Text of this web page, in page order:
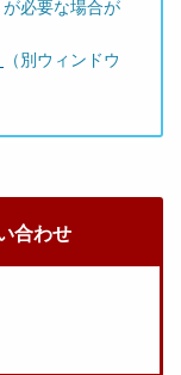
必要な場合が
（別ウィンドウ
合わせ